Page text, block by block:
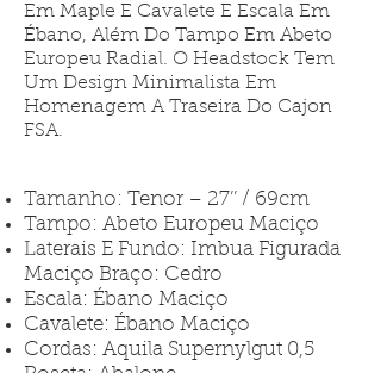
Em Maple E Cavalete E Escala Em
Ébano, Além Do Tampo Em Abeto
Europeu Radial. O Headstock Tem
Um Design Minimalista Em
Homenagem A Traseira Do Cajon
FSA.
Tamanho: Tenor – 27’’ / 69cm
Tampo: Abeto Europeu Maciço
Laterais E Fundo: Imbua Figurada
Maciço Braço: Cedro
Escala: Ébano Maciço
Cavalete: Ébano Maciço
Cordas: Aquila Supernylgut 0,5